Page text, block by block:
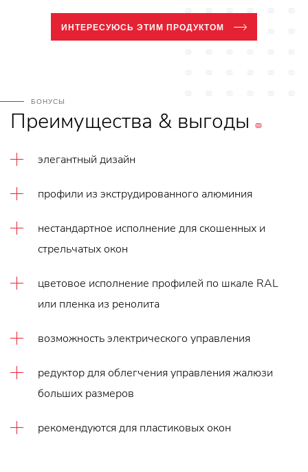
ИНТЕРЕСУЮСЬ ЭТИМ ПРОДУКТОМ
БОНУСЫ
Преимущества & выгоды
элегантный дизайн
профили из экструдированного алюминия
нестандартное исполнение для скошенных и
стрельчатых окон
цветовое исполнение профилей по шкале RAL
или пленка из ренолита
возможность электрического управления
редуктор для облегчения управления жалюзи
больших размеров
рекомендуются для пластиковых окон